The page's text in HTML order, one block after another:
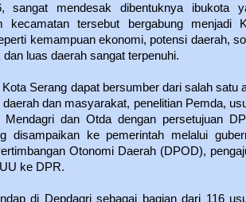
sangat mendesak dibentuknya ibukota
kecamatan tersebut bergabung menjadi
kemampuan ekonomi, potensi daerah,
luas daerah sangat terpenuhi.
Serang dapat bersumber dari salah satu
dan masyarakat, penelitian Pemda,
dan Otda dengan persetujuan
disampaikan ke pemerintah melalui
Otonomi Daerah (DPOD),
ke DPR.
di Depdagri sebagai bagian dari 116